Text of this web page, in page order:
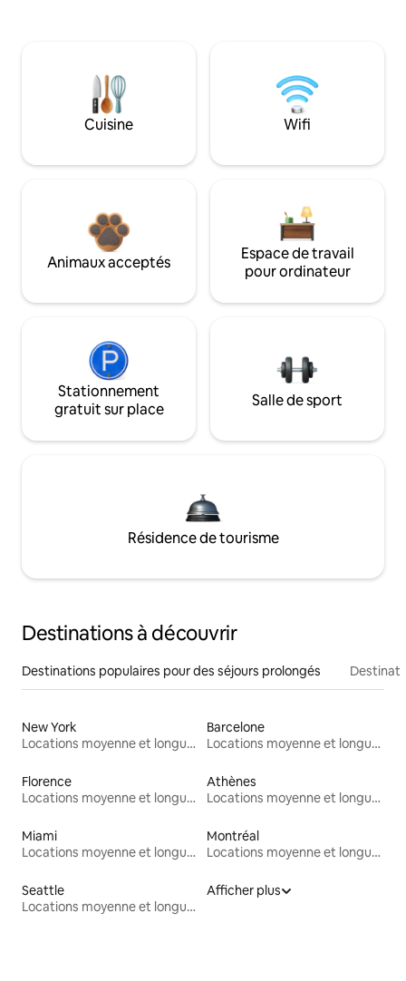
Cuisine Wifi
Animaux acceptés
Espace de travail
pour ordinateur
Stationnement
gratuit sur place
Salle de sport
Résidence de tourisme
Destinations à découvrir
Destinations populaires pour des séjours prolongés
New York
Locations moyenne et longue durée
Barcelone
Locations moyenne et longue durée
Florence
Locations moyenne et longue durée
Athènes
Locations moyenne et longue durée
Miami
Locations moyenne et longue durée
Montréal
Locations moyenne et longue durée
Seattle
Locations moyenne et longue durée
Afficher plus